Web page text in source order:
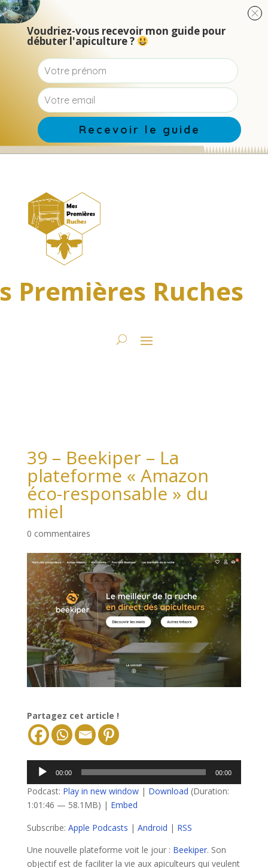
Premières Ruches
39 – Beekiper – La
plateforme « Amazon
éco-responsable » du
miel
0 commentaires
Partagez cet article !
Lecteur
audio
00:00 00:00
Podcast: Play in new window| Download (Duration:
1:01:46 — 58.1MB) | Embed
Subscribe: Apple Podcasts | Android | RSS
Une nouvelle plateforme voit le jour : Beekiper. Son
objectif est de faciliter la vie aux apiculteurs qui veulent
Voudriez-vous recevoir mon guide pour
débuter l'apiculture ?
Recevoir le guide